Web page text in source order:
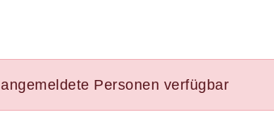
Personen verfügbar